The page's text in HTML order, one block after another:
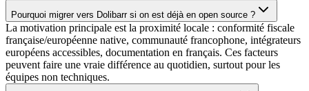
Pourquoi migrer vers Dolibarr si on est déjà en open source ?
La motivation principale est la proximité locale : conformité fiscale
française/européenne native, communauté francophone, intégrateurs
européens accessibles, documentation en français. Ces facteurs
peuvent faire une vraie différence au quotidien, surtout pour les
équipes non techniques.